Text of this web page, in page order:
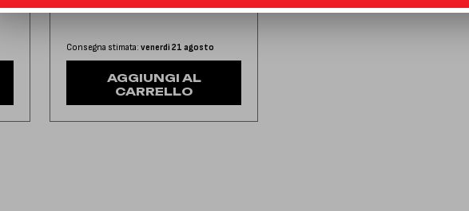
Consegna stimata: venerdì 21 agosto
AGGIUNGI AL
CARRELLO